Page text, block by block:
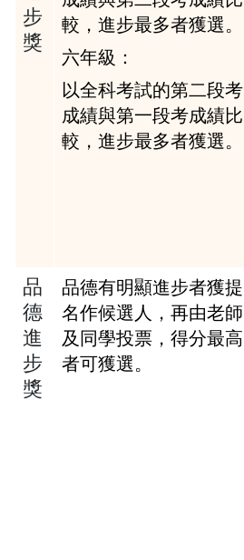
步
獎
較，進步最多者獲選。
六年級：
以全科考試的第二段考
成績與第一段考成績比
較，進步最多者獲選。
品
德
進
步
獎
品德有明顯進步者獲提
名作候選人，再由老師
及同學投票，得分最高
者可獲選。